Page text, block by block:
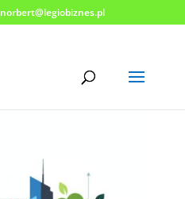
norbert@legiobiznes.pl